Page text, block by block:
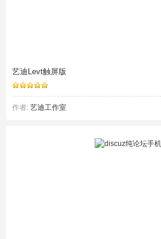
艺迪Levt触屏版
作者: 艺迪工作室